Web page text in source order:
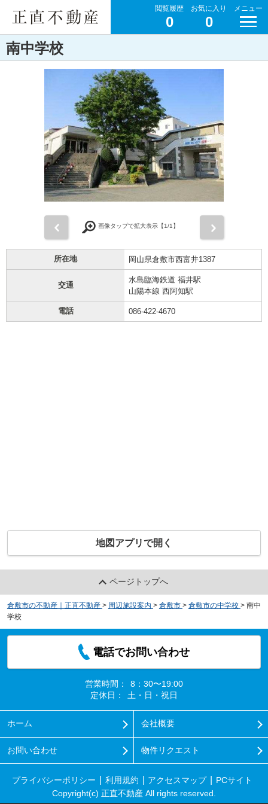
閲覧履歴
0
お気に入り
0
メニュー
南中学校
画像タップで拡大表示【1/1】
所在地 岡山県倉敷市西富井1387
交通
水島臨海鉄道 福井駅
山陽本線 西阿知駅
電話 086-422-4670
地図アプリで開く
ページトップへ
倉敷市の不動産｜正直不動産 > 周辺施設案内 > 倉敷市 > 倉敷市の中学校 > 南中
学校
電話でお問い合わせ
営業時間：
8：30〜19:00
定休日：
土・日・祝日
ホーム 会社概要
お問い合わせ 物件リクエスト
プライバシーポリシー 利用規約 アクセスマップ
PCサイト
Copyright(c) 正直不動産 All rights reserved.